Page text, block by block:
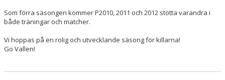
Som förra säsongen kommer P2010, 2011 och 2012 stötta varandra i
både träningar och matcher.
Vi hoppas på en rolig och utvecklande säsong för killarna!
Go Vallen!